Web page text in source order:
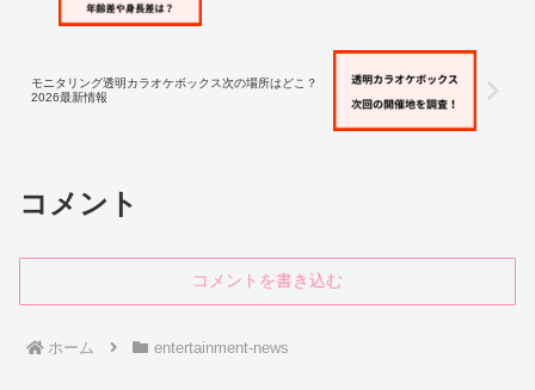
モニタリング透明カラオケボックス次の場所はどこ？
2026最新情報
コメント
コメントを書き込む
ホーム entertainment-news